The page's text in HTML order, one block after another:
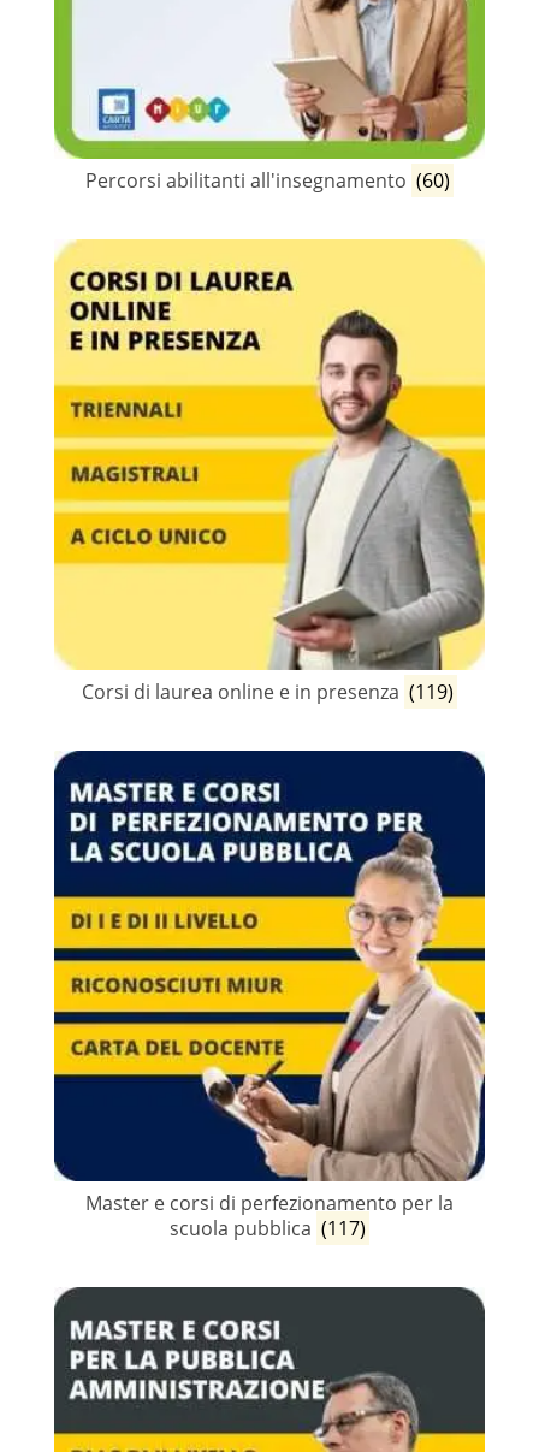
Percorsi abilitanti all'insegnamento (60)
Corsi di laurea online e in presenza (119)
Master e corsi di perfezionamento per la
scuola pubblica (117)